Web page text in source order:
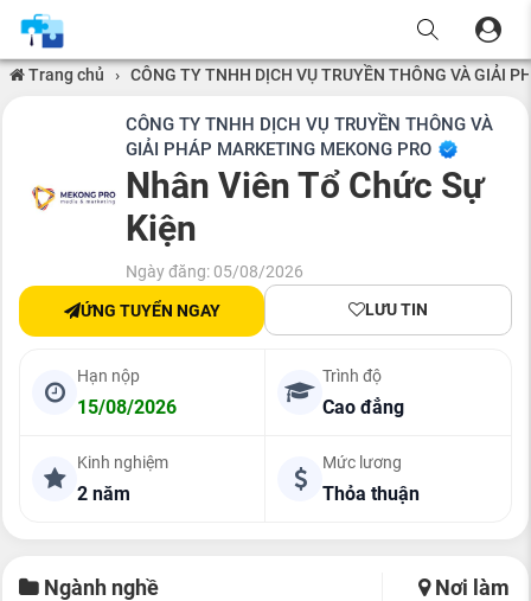
Trang chủ › CÔNG TY TNHH DỊCH VỤ TRUYỀN THÔNG VÀ GIẢI
CÔNG TY TNHH DỊCH VỤ TRUYỀN THÔNG VÀ
GIẢI PHÁP MARKETING MEKONG PRO
Nhân Viên Tổ Chức Sự
Kiện
Ngày đăng: 05/08/2026
ỨNG TUYỂN NGAY LƯU TIN
Hạn nộp
15/08/2026
Trình độ
Cao đẳng
Kinh nghiệm
2 năm
Mức lương
Thỏa thuận
Ngành nghề Nơi làm